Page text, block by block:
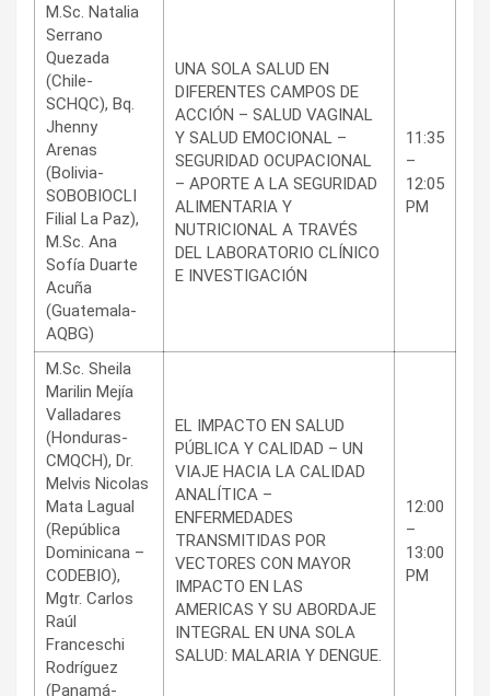
M.Sc. Natalia
Serrano
Quezada
(Chile-
SCHQC), Bq.
Jhenny
Arenas
(Bolivia-
SOBOBIOCLI
Filial La Paz),
M.Sc. Ana
Sofía Duarte
Acuña
(Guatemala-
AQBG)
UNA SOLA SALUD EN
DIFERENTES CAMPOS DE
ACCIÓN – SALUD VAGINAL
Y SALUD EMOCIONAL –
SEGURIDAD OCUPACIONAL
– APORTE A LA SEGURIDAD
ALIMENTARIA Y
NUTRICIONAL A TRAVÉS
DEL LABORATORIO CLÍNICO
E INVESTIGACIÓN
11:35
–
12:05
PM
M.Sc. Sheila
Marilin Mejía
Valladares
(Honduras-
CMQCH), Dr.
Melvis Nicolas
Mata Lagual
(República
Dominicana –
CODEBIO),
Mgtr. Carlos
Raúl
Franceschi
Rodríguez
(Panamá-
EL IMPACTO EN SALUD
PÚBLICA Y CALIDAD – UN
VIAJE HACIA LA CALIDAD
ANALÍTICA –
ENFERMEDADES
TRANSMITIDAS POR
VECTORES CON MAYOR
IMPACTO EN LAS
AMERICAS Y SU ABORDAJE
INTEGRAL EN UNA SOLA
SALUD: MALARIA Y DENGUE.
12:00
–
13:00
PM